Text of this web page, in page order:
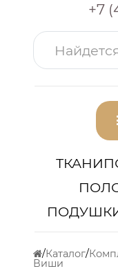
+7
ТКАНИ
Каталог
Виши